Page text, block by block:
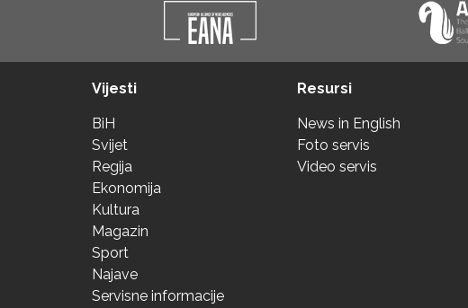
Vijesti
BiH
Svijet
Regija
Ekonomija
Kultura
Magazin
Sport
Najave
Servisne informacije
Resursi
News in English
Foto servis
Video servis